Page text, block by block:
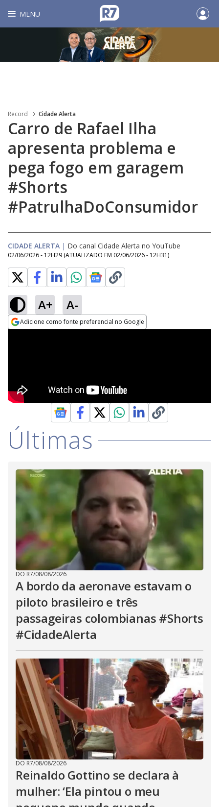
MENU
Record Cidade Alerta
Carro de Rafael Ilha
apresenta problema e
pega fogo em garagem
#Shorts
#PatrulhaDoConsumidor
CIDADE ALERTA | Do canal Cidade Alerta no YouTube
02/06/2026 - 12H29 (ATUALIZADO EM 02/06/2026 - 12H31)
A+ A-
Adicione como fonte preferencial no Google
Últimas
DO R7/08/08/2026
A bordo da aeronave estavam o
piloto brasileiro e três
passageiras colombianas #Shorts
#CidadeAlerta
DO R7/08/08/2026
Reinaldo Gottino se declara à
mulher: ‘Ela pintou o meu